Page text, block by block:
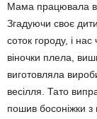
Мама працювала в
Згадуючи своє
соток городу, і
віночки плела,
виготовляла
весілля. Тато
пошив босоніжки